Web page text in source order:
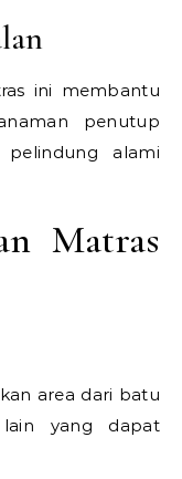
ini membantu
penutup
alami
Matras
area dari batu
yang dapat